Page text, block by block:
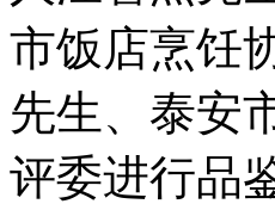
市饭店烹饪
先生、泰安
评委进行品